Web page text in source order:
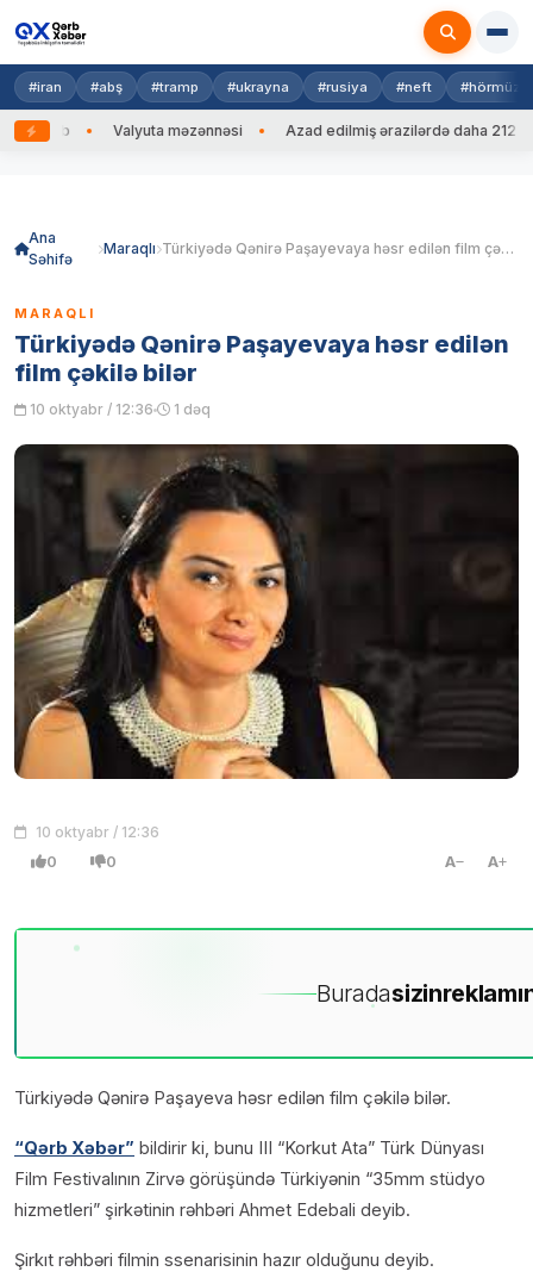
#iran #abş #tramp #ukrayna #rusiya #neft #hörmüz
edib Valyuta məzənnəsi Azad edilmiş ərazilərdə daha 212 mina,
Ana
Səhifə
Maraqlı Türkiyədə Qənirə Paşayevaya həsr edilən film çəkilə bilər
MARAQLI
Türkiyədə Qənirə Paşayevaya həsr edilən
film çəkilə bilər
10 oktyabr / 12:36 1 dəq
10 oktyabr / 12:36
0 0 A A
Buradasizin
Türkiyədə Qənirə Paşayeva həsr edilən film çəkilə bilər.
“Qərb Xəbər” bildirir ki, bunu III “Korkut Ata” Türk Dünyası
Film Festivalının Zirvə görüşündə Türkiyənin “35mm stüdyo
hizmetleri” şirkətinin rəhbəri Ahmet Edebali deyib.
Şirkıt rəhbəri filmin ssenarisinin hazır olduğunu deyib.